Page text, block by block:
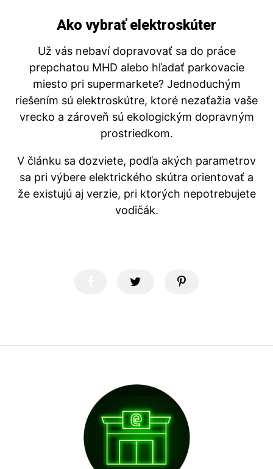
Ako vybrať elektroskúter
Už vás nebaví dopravovať sa do práce
prepchatou MHD alebo hľadať parkovacie
miesto pri supermarkete? Jednoduchým
riešením sú elektroskútre, ktoré nezaťažia vaše
vrecko a zároveň sú ekologickým dopravným
prostriedkom.
V článku sa dozviete, podľa akých parametrov
sa pri výbere elektrického skútra orientovať a
že existujú aj verzie, pri ktorých nepotrebujete
vodičák.